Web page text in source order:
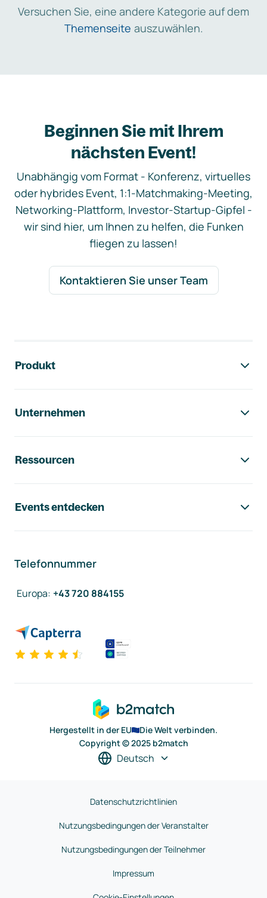
Versuchen Sie, eine andere Kategorie auf dem
Themenseite auszuwählen.
Beginnen Sie mit Ihrem
nächsten Event!
Unabhängig vom Format - Konferenz, virtuelles
oder hybrides Event, 1:1-Matchmaking-Meeting,
Networking-Plattform, Investor-Startup-Gipfel -
wir sind hier, um Ihnen zu helfen, die Funken
fliegen zu lassen!
Kontaktieren Sie unser Team
Produkt
Unternehmen
Ressourcen
Events entdecken
Telefonnummer
Europa: +43 720 884155
Hergestellt in der EU
Die Welt verbinden.
Copyright © 2025 b2match
Deutsch
Datenschutzrichtlinien
Nutzungsbedingungen der Veranstalter
Nutzungsbedingungen der Teilnehmer
Impressum